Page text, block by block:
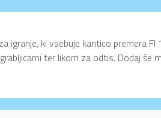
igranje, ki vsebuje kantico premera
ter likom za odtis. Dodaj še